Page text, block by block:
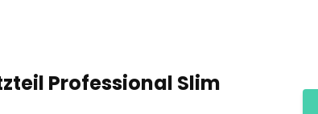
Professional Slim